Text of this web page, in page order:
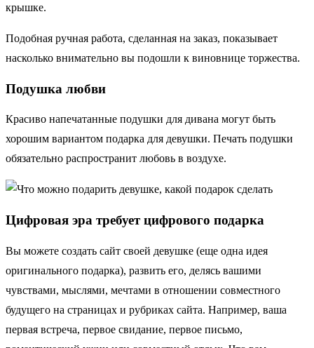
крышке.
Подобная ручная работа, сделанная на заказ, показывает
насколько внимательно вы подошли к виновнице торжества.
Подушка любви
Красиво напечатанные подушки для дивана могут быть
хорошим вариантом подарка для девушки. Печать подушки
обязательно распространит любовь в воздухе.
Цифровая эра требует цифрового подарка
Вы можете создать сайт своей девушке (еще одна идея
оригинального подарка), развить его, делясь вашими
чувствами, мыслями, мечтами в отношении совместного
будущего на страницах и рубриках сайта. Например, ваша
первая встреча, первое свидание, первое письмо,